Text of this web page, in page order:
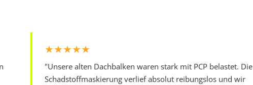
★★★★★
"Unsere alten Dachbalken waren stark mit PCP belastet. Die
Schadstoffmaskierung verlief absolut reibungslos und wir